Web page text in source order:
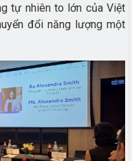
tự nhiên to lớn của Việt
đổi năng lượng một